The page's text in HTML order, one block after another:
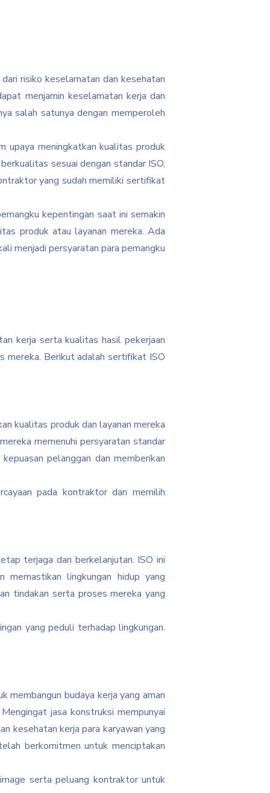
risiko keselamatan dan kesehatan
menjamin keselamatan kerja dan
salah satunya dengan memperoleh
upaya meningkatkan kualitas produk
sesuai dengan standar ISO,
yang sudah memiliki sertifikat
kepentingan saat ini semakin
produk atau layanan mereka. Ada
menjadi persyaratan para pemangku
kerja serta kualitas hasil pekerjaan
mereka. Berikut adalah sertifikat ISO
kualitas produk dan layanan mereka
memenuhi persyaratan standar
pelanggan dan memberikan
pada kontraktor dan memilih
terjaga dan berkelanjutan. ISO ini
memastikan lingkungan hidup yang
tindakan serta proses mereka yang
yang peduli terhadap lingkungan.
budaya kerja yang aman
jasa konstruksi mempunyai
kesehatan kerja para karyawan yang
berkomitmen untuk menciptakan
serta peluang kontraktor untuk